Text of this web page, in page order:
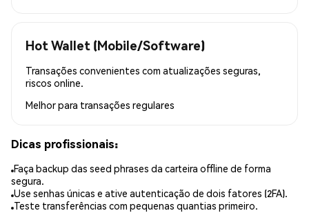
Hot Wallet (Mobile/Software)
Transações convenientes com atualizações seguras,
riscos online.
Melhor para transações regulares
Dicas profissionais:
Faça backup das seed phrases da carteira offline de forma
segura.
Use senhas únicas e ative autenticação de dois fatores (2FA).
Teste transferências com pequenas quantias primeiro.